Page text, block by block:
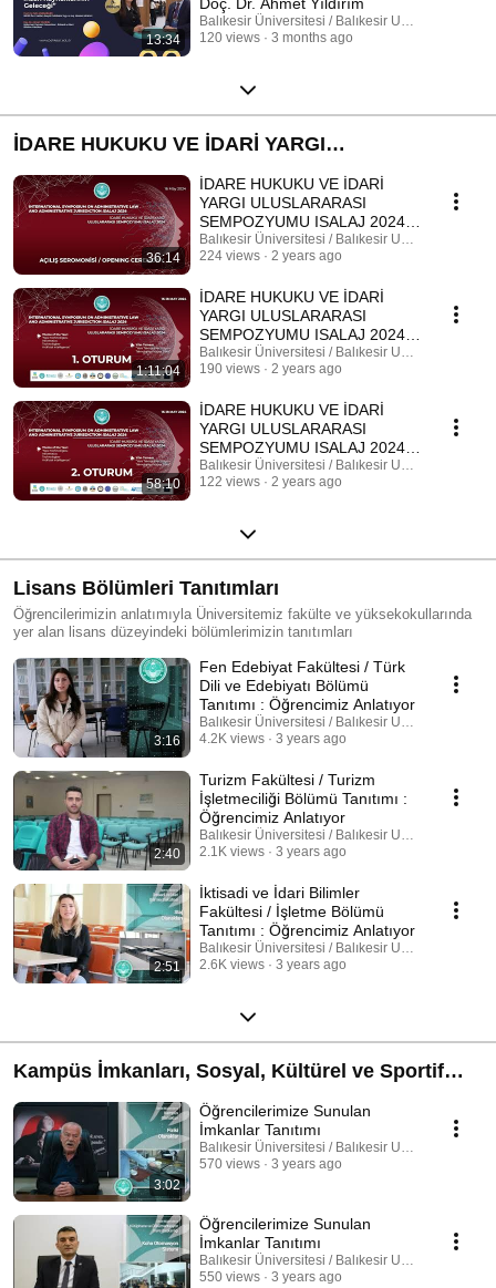
13:34
Balıkesir Üniversitesi / Balıkesir University
120 views
3 months ago
İDARE HUKUKU VE İDARİ YARGI
ULUSLARARASI SEMPOZYUMU ISALAJ 2024
36:14
İDARE HUKUKU VE İDARİ
YARGI ULUSLARARASI
SEMPOZYUMU ISALAJ 2024
AÇILIŞ SEREMONİSİ
Balıkesir Üniversitesi / Balıkesir University
224 views
2 years ago
1:11:04
İDARE HUKUKU VE İDARİ
YARGI ULUSLARARASI
SEMPOZYUMU ISALAJ 2024 -
1.OTURUM
Balıkesir Üniversitesi / Balıkesir University
190 views
2 years ago
58:10
İDARE HUKUKU VE İDARİ
YARGI ULUSLARARASI
SEMPOZYUMU ISALAJ 2024 -
2. OTURUM
Balıkesir Üniversitesi / Balıkesir University
122 views
2 years ago
Lisans Bölümleri Tanıtımları
Öğrencilerimizin anlatımıyla Üniversitemiz fakülte ve yüksekokullarında
yer alan lisans düzeyindeki bölümlerimizin tanıtımları
3:16
Fen Edebiyat Fakültesi / Türk
Dili ve Edebiyatı Bölümü
Tanıtımı : Öğrencimiz Anlatıyor
Balıkesir Üniversitesi / Balıkesir University
4.2K views
3 years ago
2:40
Turizm Fakültesi / Turizm
İşletmeciliği Bölümü Tanıtımı :
Öğrencimiz Anlatıyor
Balıkesir Üniversitesi / Balıkesir University
2.1K views
3 years ago
2:51
İktisadi ve İdari Bilimler
Fakültesi / İşletme Bölümü
Tanıtımı : Öğrencimiz Anlatıyor
Balıkesir Üniversitesi / Balıkesir University
2.6K views
3 years ago
Kampüs İmkanları, Sosyal, Kültürel ve Sportif
İmkanlar Tanıtımı
3:02
Öğrencilerimize Sunulan
İmkanlar Tanıtımı
Balıkesir Üniversitesi / Balıkesir University
570 views
3 years ago
Öğrencilerimize Sunulan
İmkanlar Tanıtımı
Balıkesir Üniversitesi / Balıkesir University
550 views
3 years ago